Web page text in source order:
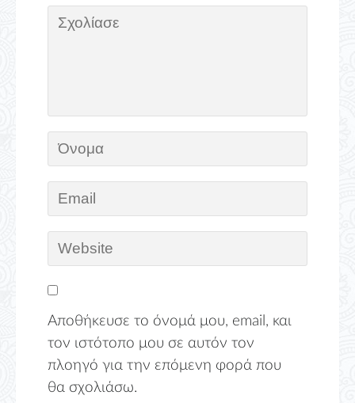
Αποθήκευσε το όνομά μου, email, και
τον ιστότοπο μου σε αυτόν τον
πλοηγό για την επόμενη φορά που
θα σχολιάσω.